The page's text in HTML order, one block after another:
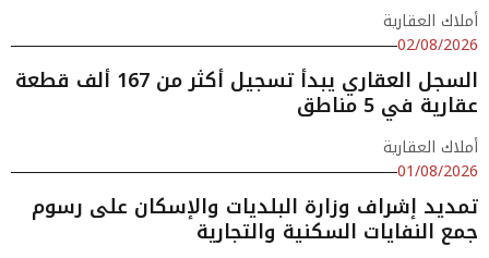
أملاك العقارية
02/08/2026
السجل العقاري يبدأ تسجيل أكثر من 167 ألف قطعة
عقارية في 5 مناطق
أملاك العقارية
01/08/2026
تمديد إشراف وزارة البلديات والإسكان على رسوم
جمع النفايات السكنية والتجارية